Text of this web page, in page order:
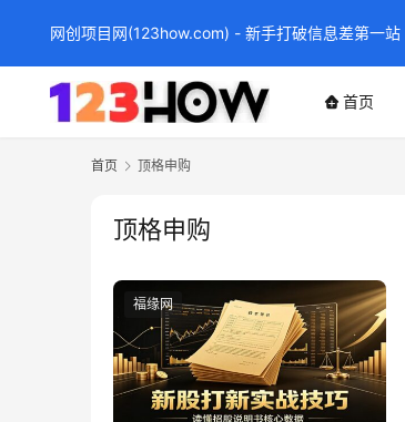
首页
首页 顶格申购
顶格申购
福缘网
网创项目网(123how.com) - 新手打破信息差第一站